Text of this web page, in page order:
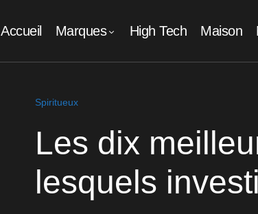
Accueil Marques High Tech Maison
Spiritueux
Les dix
lesquels